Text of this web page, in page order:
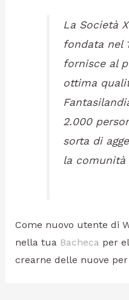
La Società
fondata nel
fornisce al
ottima
2.000
sorta di
la comunità
Come nuovo utente di
nella tua Bacheca per
crearne delle nuove